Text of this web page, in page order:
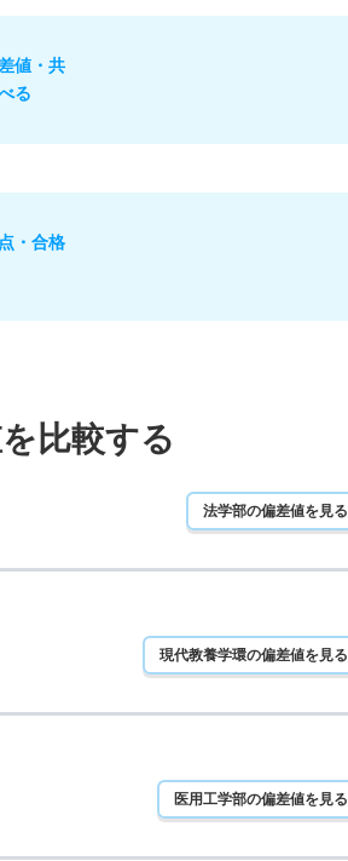
値・共
る
・合格
比較する
法学部の偏差値を見る
現代教養学環の偏差値を見る
医用工学部の偏差値を見る